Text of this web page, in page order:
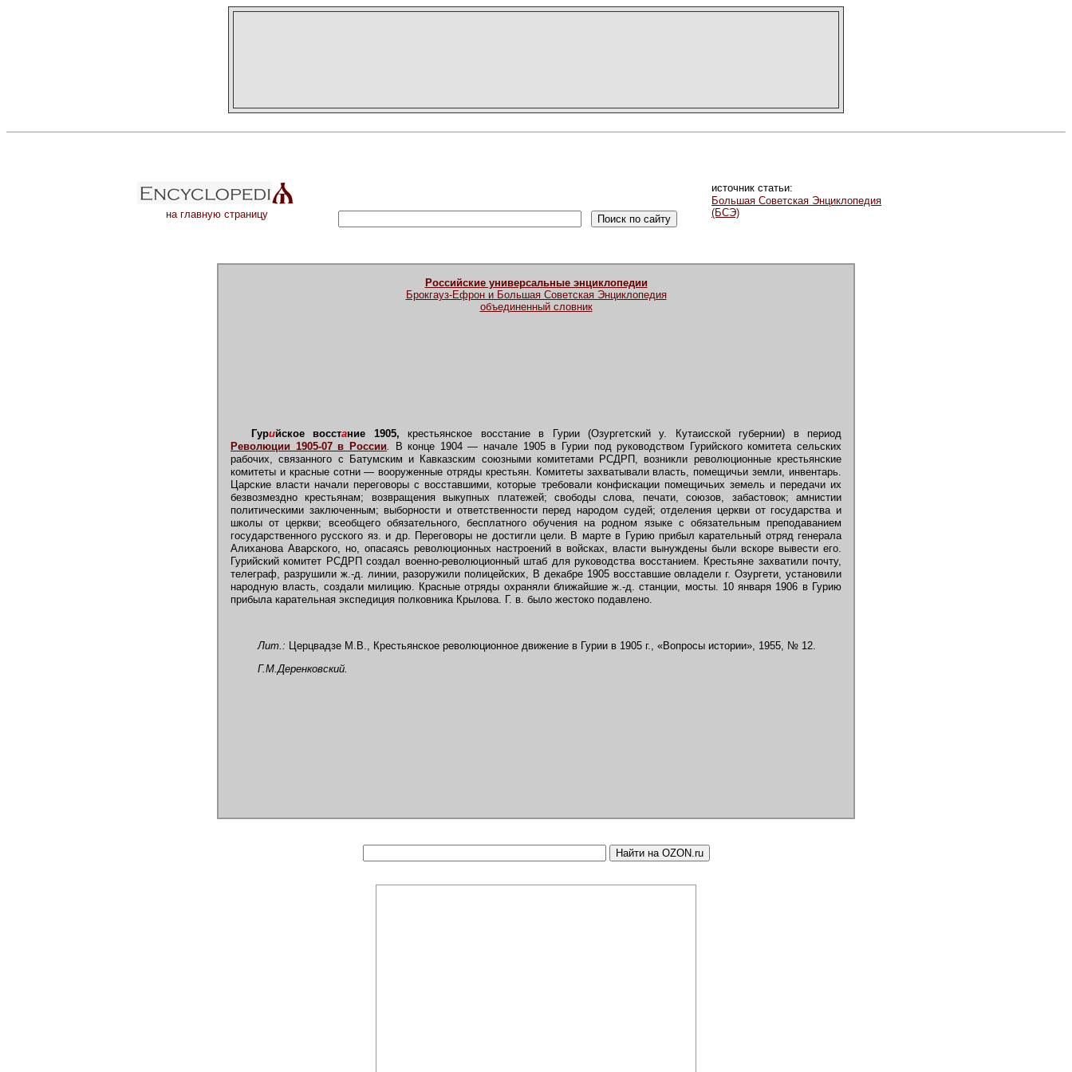
на главную страницу
источник статьи:
Большая Советская Энциклопедия
(БСЭ)
Российские универсальные энциклопедии
Брокгауз-Ефрон и Большая Советская Энциклопедия
объединенный словник
Гурийское восстание 1905, крестьянское восстание в Гурии (Озургетский у. Кутаисской губернии) в период
Революции 1905-07 в России.
В конце 1904 — начале 1905 в Гурии под руководством Гурийского комитета сельских
рабочих, связанного с Батумским и Кавказским союзными комитетами РСДРП, возникли революционные крестьянские
комитеты и красные сотни — вооруженные отряды крестьян. Комитеты захватывали власть, помещичьи земли, инвентарь.
Царские власти начали переговоры с восставшими, которые требовали конфискации помещичьих земель и передачи их
безвозмездно крестьянам; возвращения выкупных платежей; свободы слова, печати, союзов, забастовок; амнистии
политическими заключенным; выборности и ответственности перед народом судей; отделения церкви от государства и
школы от церкви; всеобщего обязательного, бесплатного обучения на родном языке с обязательным преподаванием
государственного русского яз. и др. Переговоры не достигли цели. В марте в Гурию прибыл карательный отряд генерала
Алиханова Аварского, но, опасаясь революционных настроений в войсках, власти вынуждены были вскоре вывести его.
Гурийский комитет РСДРП создал военно-революционный штаб для руководства восстанием. Крестьяне захватили почту,
телеграф, разрушили ж.-д. линии, разоружили полицейских, В декабре 1905 восставшие овладели г. Озургети, установили
народную власть, создали милицию. Красные отряды охраняли ближайшие ж.-д. станции, мосты. 10 января 1906 в Гурию
прибыла карательная экспедиция полковника Крылова. Г. в. было жестоко подавлено.
Лит.: Церцвадзе М.В., Крестьянское революционное движение в Гурии в 1905 г., «Вопросы истории», 1955, № 12.
Г.М.Деренковский.